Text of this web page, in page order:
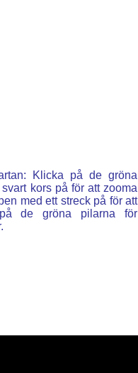
Klicka på de gröna
kors på för att zooma
med ett streck på för att
de gröna pilarna för